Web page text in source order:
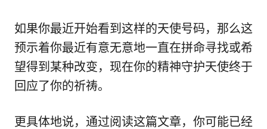
如果你最近开始看到这样的天使号码，那么这
预示着你最近有意无意地一直在拼命寻找或希
望得到某种改变，现在你的精神守护天使终于
回应了你的祈祷。
更具体地说，通过阅读这篇文章，你可能已经